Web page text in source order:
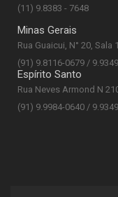
(11) 9.8383 - 7648
Minas Gerais
Rua Guaicui, N° 20,
(91) 9.8116-0679 /
Espírito Santo
Rua Neves Armond N
(91) 9.9984-0640 /